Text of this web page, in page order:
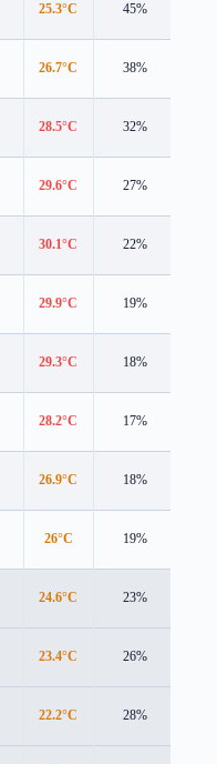
25.3°C 45%
26.7°C 38%
28.5°C 32%
29.6°C 27%
30.1°C 22%
29.9°C 19%
29.3°C 18%
28.2°C 17%
26.9°C 18%
26°C 19%
24.6°C 23%
23.4°C 26%
22.2°C 28%